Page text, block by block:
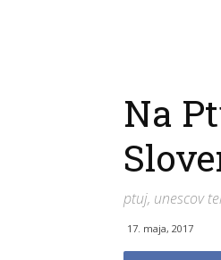
Na
ptuj, unescov
17. maja, 2017